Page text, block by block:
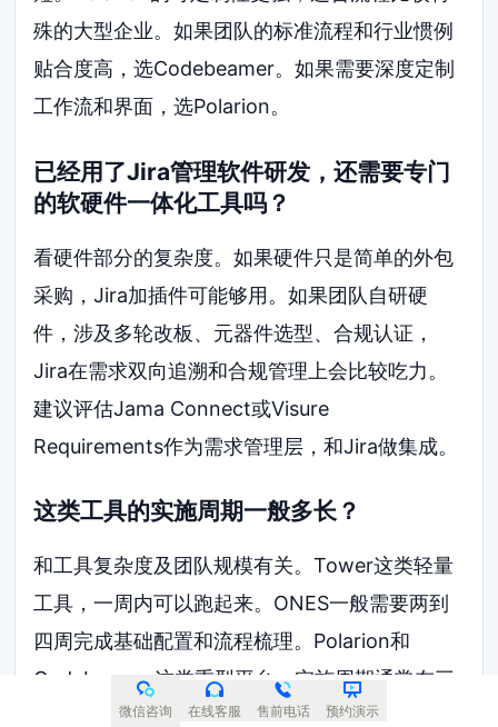
殊的大型企业。如果团队的标准流程和行业惯例
贴合度高，选Codebeamer。如果需要深度定制
工作流和界面，选Polarion。
已经用了Jira管理软件研发，还需要专门
的软硬件一体化工具吗？
看硬件部分的复杂度。如果硬件只是简单的外包
采购，Jira加插件可能够用。如果团队自研硬
件，涉及多轮改板、元器件选型、合规认证，
Jira在需求双向追溯和合规管理上会比较吃力。
建议评估Jama Connect或Visure
Requirements作为需求管理层，和Jira做集成。
这类工具的实施周期一般多长？
和工具复杂度及团队规模有关。Tower这类轻量
工具，一周内可以跑起来。ONES一般需要两到
四周完成基础配置和流程梳理。Polarion和
Codebeamer这类重型平台，实施周期通常在三
个月到半年，需要专门的实施团队配合。建议在
微信咨询 在线客服 售前电话 预约演示